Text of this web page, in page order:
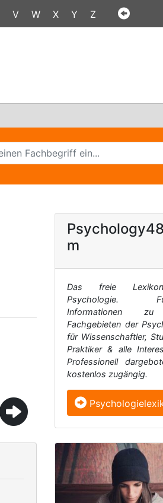
V W X Y Z
m
Das freie
Psychologie.
Informationen
Fachgebieten der
für Wissenschaftler,
Praktiker & alle
Professionell
kostenlos zugängig.